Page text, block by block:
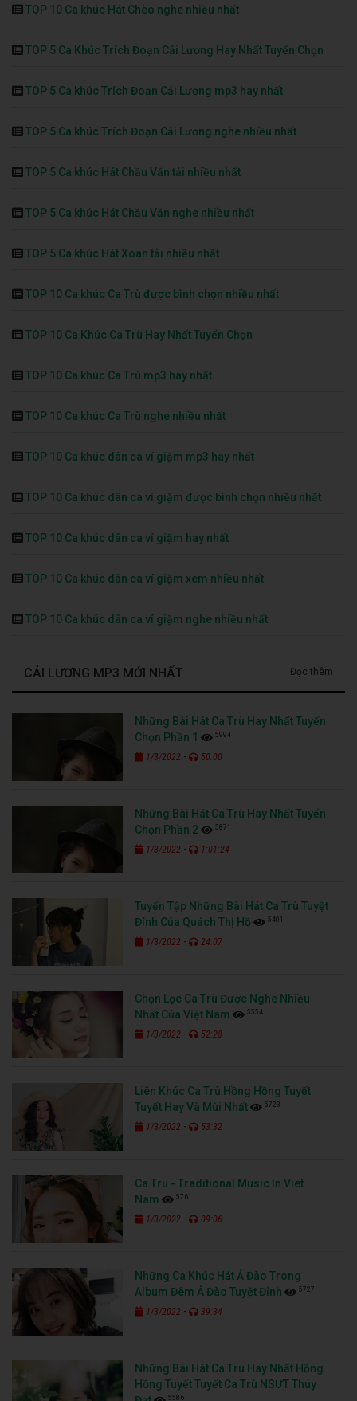
TOP 10 Ca khúc Hát Chèo nghe nhiều nhất
TOP 5 Ca Khúc Trích Đoạn Cải Lương Hay Nhất Tuyển Chọn
TOP 5 Ca khúc Trích Đoạn Cải Lương mp3 hay nhất
TOP 5 Ca khúc Trích Đoạn Cải Lương nghe nhiều nhất
TOP 5 Ca khúc Hát Chầu Văn tải nhiều nhất
TOP 5 Ca khúc Hát Chầu Văn nghe nhiều nhất
TOP 5 Ca khúc Hát Xoan tải nhiều nhất
TOP 10 Ca khúc Ca Trù được bình chọn nhiều nhất
TOP 10 Ca Khúc Ca Trù Hay Nhất Tuyển Chọn
TOP 10 Ca khúc Ca Trù mp3 hay nhất
TOP 10 Ca khúc Ca Trù nghe nhiều nhất
TOP 10 Ca khúc dân ca ví giặm mp3 hay nhất
TOP 10 Ca khúc dân ca ví giặm được bình chọn nhiều nhất
TOP 10 Ca khúc dân ca ví giặm hay nhất
TOP 10 Ca khúc dân ca ví giặm xem nhiều nhất
TOP 10 Ca khúc dân ca ví giặm nghe nhiều nhất
CẢI LƯƠNG MP3 MỚI NHẤT Đọc thêm
Những Bài Hát Ca Trù Hay Nhất Tuyển
Chọn Phần 1
5994
1/3/2022 - 50:00
Những Bài Hát Ca Trù Hay Nhất Tuyển
Chọn Phần 2
5871
1/3/2022 - 1:01:24
Tuyển Tập Những Bài Hát Ca Trù Tuyệt
Đỉnh Của Quách Thị Hồ
5401
1/3/2022 - 24:07
Chọn Lọc Ca Trù Được Nghe Nhiều
Nhất Của Việt Nam
5554
1/3/2022 - 52:28
Liên Khúc Ca Trù Hồng Hồng Tuyết
Tuyết Hay Và Mùi Nhất
5723
1/3/2022 - 53:32
Ca Tru - Traditional Music In Viet
Nam
5761
1/3/2022 - 09:06
Những Ca Khúc Hát Ả Đào Trong
Album Đêm Ả Đào Tuyệt Đỉnh
5727
1/3/2022 - 39:34
Những Bài Hát Ca Trù Hay Nhất Hồng
Hồng Tuyết Tuyết Ca Trù NSƯT Thúy
5586